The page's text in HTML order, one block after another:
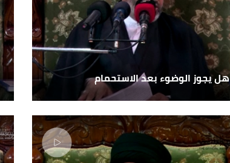
هل يجوز الوضوء بعد الاستحمام